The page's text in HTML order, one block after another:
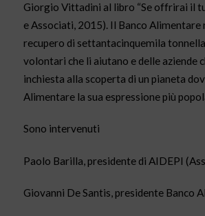
Giorgio Vittadini al libro “Se offrirai il
e Associati, 2015). Il Banco
recupero di settantacinquemila
volontari che li aiutano e delle aziende
inchiesta alla scoperta di un pianeta
Alimentare la sua espressione più
Sono intervenuti
Paolo Barilla, presidente di AIDEPI
Giovanni De Santis, presidente Banco